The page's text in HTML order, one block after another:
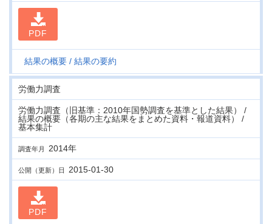
PDF
結果の概要 結果の要約
労働力調査
労働力調査（旧基準：2010年国勢調査を基準とした結果） /
結果の概要（各期の主な結果をまとめた資料・報道資料） /
基本集計
調査年月 2014年
公開（更新）日 2015-01-30
PDF